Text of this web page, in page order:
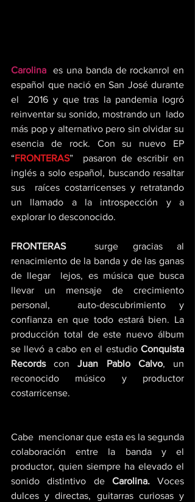
Carolina
  es una banda de rockanrol en
español que nació en San José durante
el  2016 y que tras la pandemia logró
reinventar su sonido, mostrando un  lado
más pop y alternativo pero sin olvidar su
esencia de rock. Con su nuevo EP
“FRONTERAS”  pasaron de escribir en
inglés a solo español, buscando resaltar
sus  raíces costarricenses y retratando
un llamado a la introspección y a
explorar lo desconocido.
FRONTERAS
  surge gracias al
renacimiento de la banda y de las ganas
de llegar  lejos, es música que busca
llevar un mensaje de crecimiento
personal,  auto-descubrimiento y
confianza en que todo estará bien. La
producción total de este nuevo álbum
se llevó a cabo en el estudio Conquista
Records con Juan Pablo Calvo, un
reconocido músico y productor
costarricense.
Cabe  mencionar que esta es la segunda
colaboración entre la banda y el
productor, quien siempre ha elevado el
sonido distintivo de Carolina. Voces
dulces y directas, guitarras curiosas y